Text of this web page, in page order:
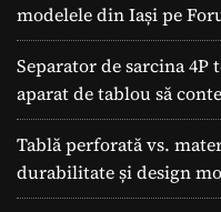
modelele din Iași pe
Separator de sarcina
aparat de tablou să
Tablă perforată vs.
durabilitate și design